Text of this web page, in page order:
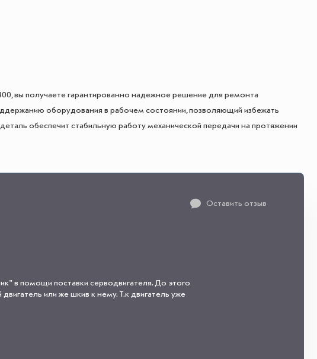
вы получаете гарантированно надежное решение для ремонта
оборудования в рабочем состоянии, позволяющий избежать
обеспечит стабильную работу механической передачи на протяжении
Оставить отзыв
в помощи поставки серводвигателя. До этого
или же шкив к нему. Т.к двигатель уже